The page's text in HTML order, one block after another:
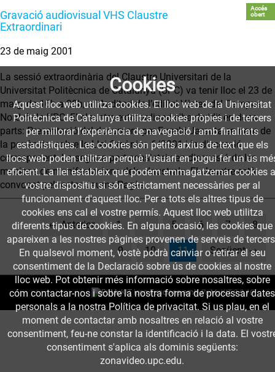
Gravació audiovisual VHS Claustre
Extraordinari
Accés
obert
23 de maig 2001
La sessió extraordinària del Claustre Universitari de la
Universitat Politècnica de Catalunya (UPC) va tenir lloc el 23 de
maig, de 16h a 20h, a l'Auditori de l’edifici Vèrtex del Campus
Nord de la UPC. El claustre extraordinari s'ha dividit en dues
parts: Presentació del document per Eusebi Jarauta en nom de
la ponència, sobre la Llei Orgànica 6/2001 i la discussió
corresponent. La segona part consisteix en discussió de les
mocions de manifestacions dels claustrals. El claustre està
convocat pel rector Jaume Pagès.
← Anterior 1 … 5 6 7 8
9 10 11(current)Següent →
Cookies
Aquest lloc web utilitza cookies. El lloc web de la Universitat
Politècnica de Catalunya utilitza cookies pròpies i de tercers
per millorar l’experiència de navegació i amb finalitats
estadístiques. Les cookies són petits arxius de text que els
llocs web poden utilitzar perquè l’usuari en pugui fer un ús
eficient. La llei estableix que podem emmagatzemar cookies
vostre dispositiu si són estrictament necessàries per al
funcionament d'aquest lloc. Per a tots els altres tipus de
cookies ens cal el vostre permís. Aquest lloc web utilitza
diferents tipus de cookies. En alguna ocasió, les cookies que
apareixen a les nostres pàgines provenen de serveis de
En qualsevol moment, vostè podrà canviar o retirar el seu
consentiment de la Declaració sobre ús de cookies al nostre
lloc web. Pot obtenir més informació sobre nosaltres, sobre
cóm contactar-nos i sobre la nostra forma de processar dates
personals a la nostra Política de privacitat. Si us plau, en el
moment de contactar amb nosaltres en relació al vostre
consentiment, feu-ne constar la identificació i la data. El
consentiment s'aplica als dominis següents:
zonavideo.upc.edu.
Funciona ambPuMuKIT 3.9.10